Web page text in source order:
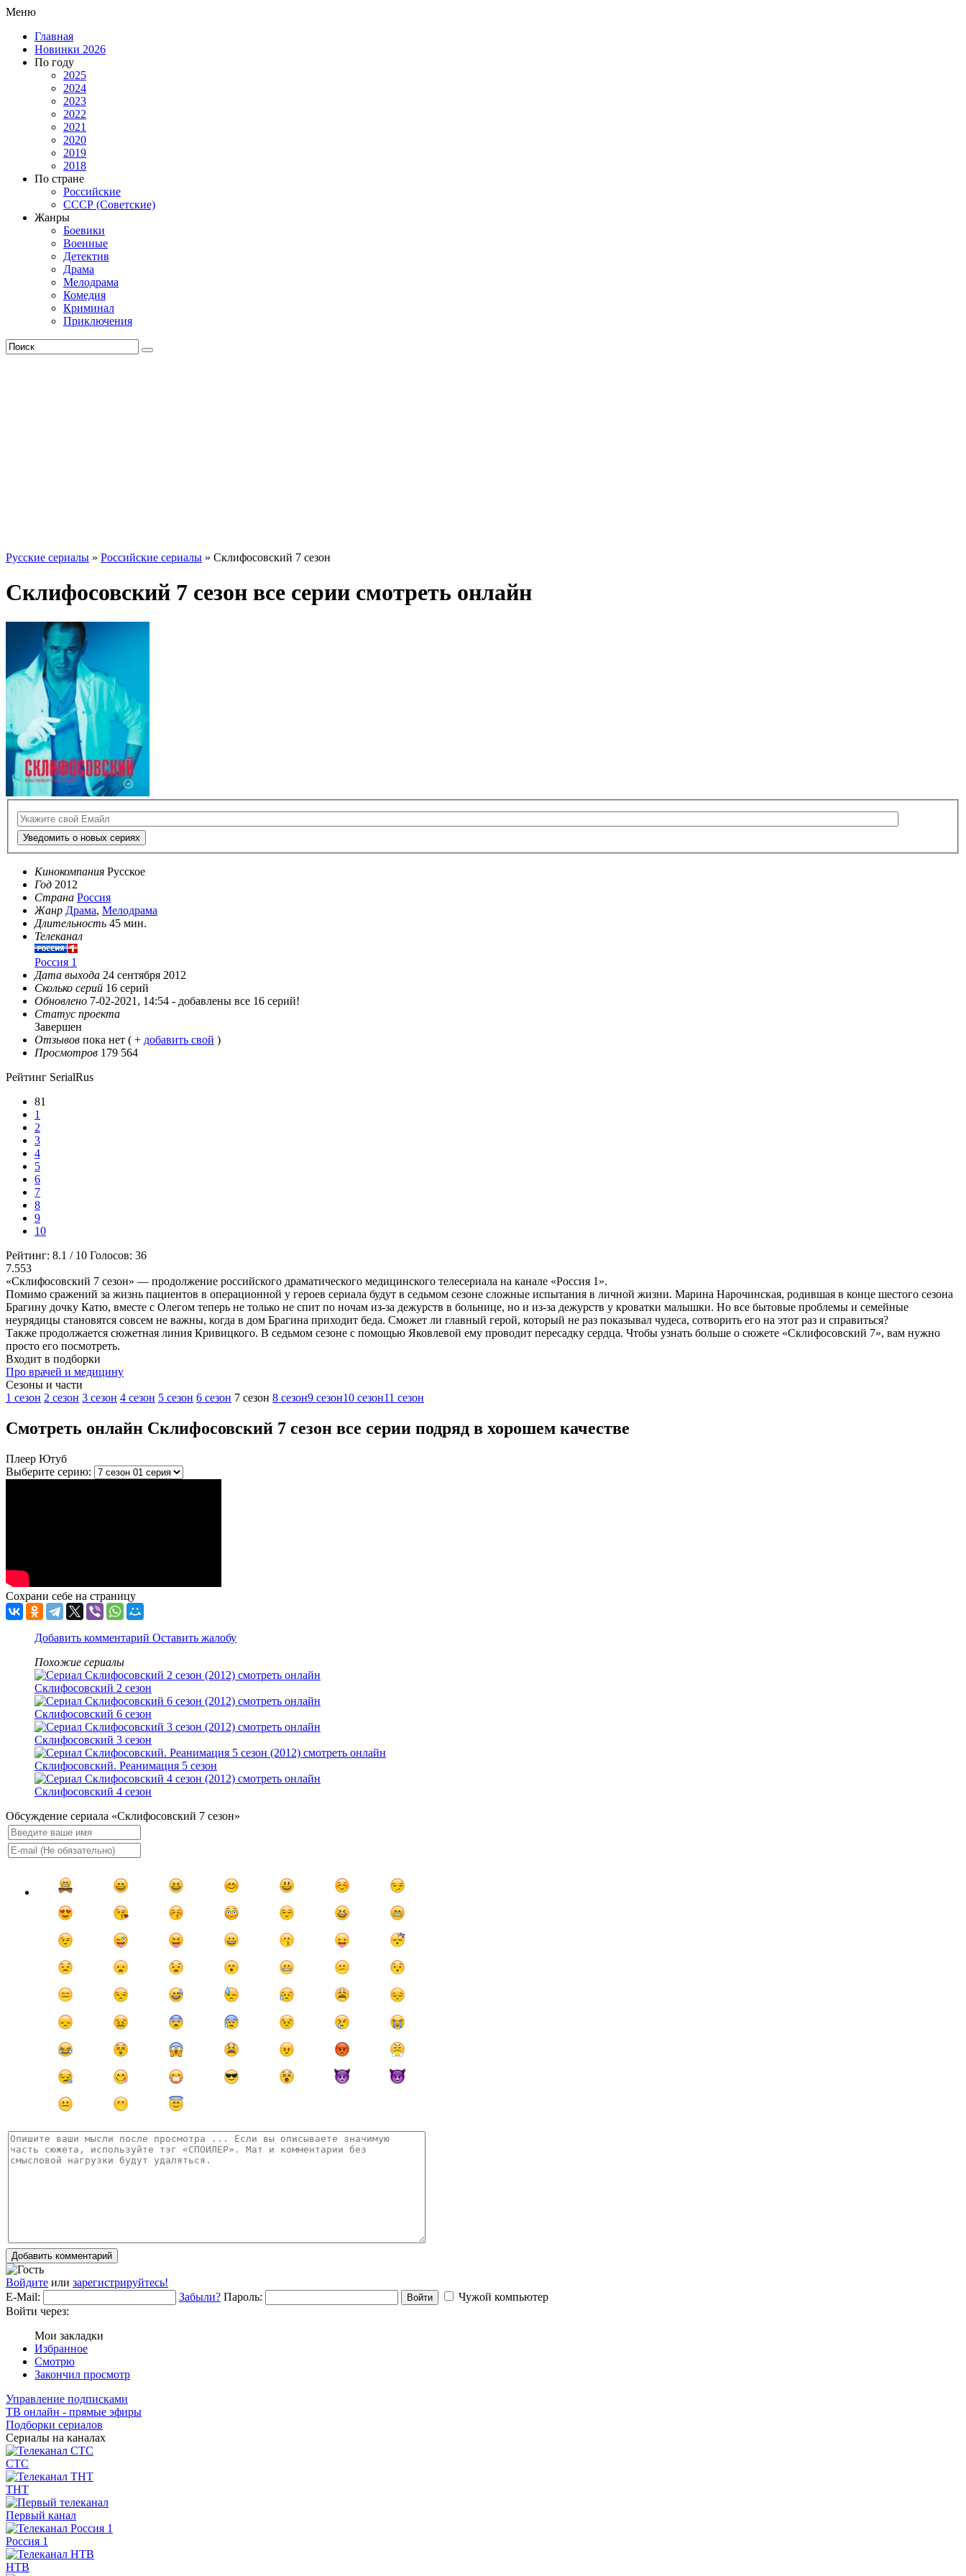
Меню
Главная
Новинки 2026
По году
2025
2024
2023
2022
2021
2020
2019
2018
По стране
Российские
СССР (Советские)
Жанры
Боевики
Военные
Детектив
Драма
Мелодрама
Комедия
Криминал
Приключения
Русские сериалы » Российские сериалы » Склифосовский 7 сезон
Склифосовский 7 сезон все серии смотреть онлайн
Уведомить о новых сериях
Кинокомпания Русское
Год 2012
Страна Россия
Жанр Драма, Мелодрама
Длительность 45 мин.
Телеканал
Россия 1
Дата выхода 24 сентября 2012
Сколько серий 16 серий
Обновлено 7-02-2021, 14:54 - добавлены все 16 серий!
Статус проекта
Завершен
Отзывов пока нет ( + добавить свой )
Просмотров 179 564
Рейтинг SerialRus
81
1
2
3
4
5
6
7
8
9
10
Рейтинг: 8.1 / 10 Голосов: 36
7.553
«Склифосовский 7 сезон» — продолжение российского драматического медицинского телесериала на канале «Россия 1».
Помимо сражений за жизнь пациентов в операционной у героев сериала будут в седьмом сезоне сложные испытания в личной жизни. Марина Нарочинская, родившая в конце шестого сезона
Брагину дочку Катю, вместе с Олегом теперь не только не спит по ночам из-за дежурств в больнице, но и из-за дежурств у кроватки малышки. Но все бытовые проблемы и семейные
неурядицы становятся совсем не важны, когда в дом Брагина приходит беда. Сможет ли главный герой, который не раз показывал чудеса, сотворить его на этот раз и справиться?
Также продолжается сюжетная линия Кривицкого. В седьмом сезоне с помощью Яковлевой ему проводит пересадку сердца. Чтобы узнать больше о сюжете «Склифосовский 7», вам нужно
просто его посмотреть.
Входит в подборки
Про врачей и медицину
Cезоны и части
1 сезон 2 сезон 3 сезон 4 сезон 5 сезон 6 сезон 7 сезон 8 сезон9 сезон10 сезон11 сезон
Смотреть онлайн Склифосовский 7 сезон все серии подряд в хорошем качестве
Плеер Ютуб
Выберите серию:
Сохрани себе на страницу
Добавить комментарий Оставить жалобу
Похожие сериалы
Склифосовский 2 сезон
Склифосовский 6 сезон
Склифосовский 3 сезон
Склифосовский. Реанимация 5 сезон
Склифосовский 4 сезон
Обсуждение сериала «Склифосовский 7 сезон»
Добавить комментарий
Войдите или зарегистрируйтесь!
E-Mail:
Забыли? Пароль: Войти
Чужой компьютер
Войти через:
Мои закладки
Избранное
Смотрю
Закончил просмотр
Управление подписками
ТВ онлайн - прямые эфиры
Подборки сериалов
Сериалы на каналах
СТС
ТНТ
Первый канал
Россия 1
НТВ